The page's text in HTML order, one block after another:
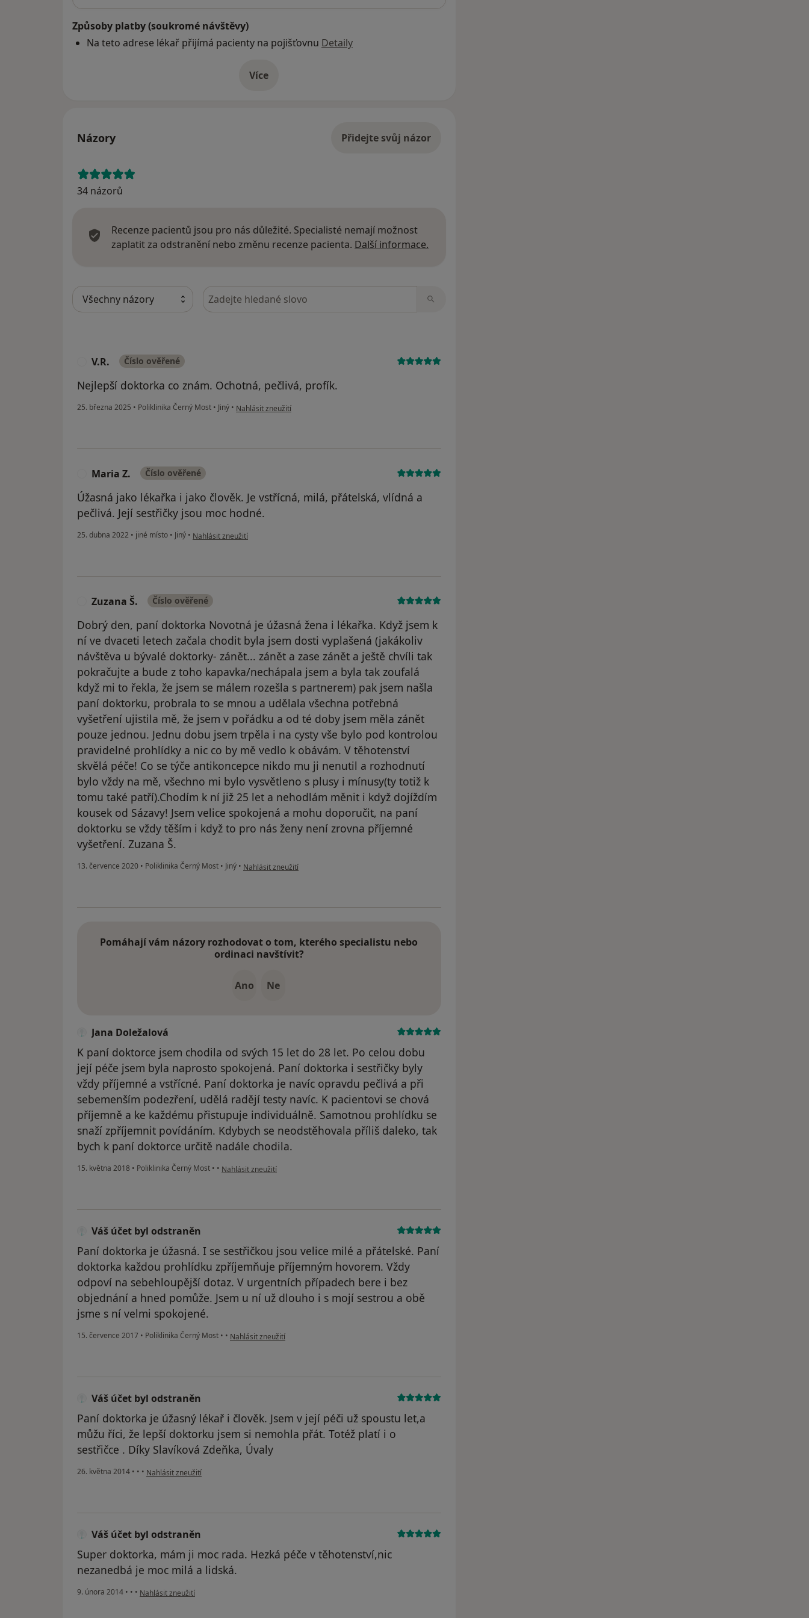
Způsoby platby (soukromé návštěvy)
Na teto adrese lékař přijímá pacienty na pojišťovnu Detaily
Víceo adrese
Názory Přidejte svůj názor
34 názorů
Recenze pacientů jsou pro nás důležité. Specialisté nemají možnost
zaplatit za odstranění nebo změnu recenze pacienta. Další informace.
Hledejte v názorech
V.R. Číslo ověřené
Nejlepší doktorka co znám. Ochotná, pečlivá, profík.
25. března 2025 • Poliklinika Černý Most • Jiný • podle názoru uživatele V.R.
Nahlásit zneužití
Maria Z. Číslo ověřené
Úžasná jako lékařka i jako člověk. Je vstřícná, milá, přátelská, vlídná a
pečlivá. Její sestřičky jsou moc hodné.
25. dubna 2022 • jiné místo • Jiný • podle názoru uživatele Maria Z.
Nahlásit zneužití
Zuzana Š. Číslo ověřené
Dobrý den, paní doktorka Novotná je úžasná žena i lékařka. Když jsem k
ní ve dvaceti letech začala chodit byla jsem dosti vyplašená (jakákoliv
návštěva u bývalé doktorky- zánět... zánět a zase zánět a ještě chvíli tak
pokračujte a bude z toho kapavka/nechápala jsem a byla tak zoufalá
když mi to řekla, že jsem se málem rozešla s partnerem) pak jsem našla
paní doktorku, probrala to se mnou a udělala všechna potřebná
vyšetření ujistila mě, že jsem v pořádku a od té doby jsem měla zánět
pouze jednou. Jednu dobu jsem trpěla i na cysty vše bylo pod kontrolou
pravidelné prohlídky a nic co by mě vedlo k obávám. V těhotenství
skvělá péče! Co se týče antikoncepce nikdo mu ji nenutil a rozhodnutí
bylo vždy na mě, všechno mi bylo vysvětleno s plusy i mínusy(ty totiž k
tomu také patří).Chodím k ní již 25 let a nehodlám měnit i když dojíždím
kousek od Sázavy! Jsem velice spokojená a mohu doporučit, na paní
doktorku se vždy těším i když to pro nás ženy není zrovna příjemné
vyšetření. Zuzana Š.
13. července 2020 • Poliklinika Černý Most • Jiný • podle názoru uživatele Zuzana Š.
Nahlásit zneužití
Pomáhají vám názory rozhodovat o tom, kterého specialistu nebo
ordinaci navštívit?
Ano Ne
Jana Doležalová
K paní doktorce jsem chodila od svých 15 let do 28 let. Po celou dobu
její péče jsem byla naprosto spokojená. Paní doktorka i sestřičky byly
vždy příjemné a vstřícné. Paní doktorka je navíc opravdu pečlivá a při
sebemenším podezření, udělá radějí testy navíc. K pacientovi se chová
příjemně a ke každému přistupuje individuálně. Samotnou prohlídku se
snaží zpříjemnit povídáním. Kdybych se neodstěhovala příliš daleko, tak
bych k paní doktorce určitě nadále chodila.
15. května 2018 • Poliklinika Černý Most • • podle názoru uživatele Jana Doležalová
Nahlásit zneužití
Váš účet byl odstraněn
Paní doktorka je úžasná. I se sestřičkou jsou velice milé a přátelské. Paní
doktorka každou prohlídku zpříjemňuje příjemným hovorem. Vždy
odpoví na sebehloupější dotaz. V urgentních případech bere i bez
objednání a hned pomůže. Jsem u ní už dlouho i s mojí sestrou a obě
jsme s ní velmi spokojené.
15. července 2017 • Poliklinika Černý Most • • podle názoru uživatele Váš účet byl odstraněn
Nahlásit zneužití
Váš účet byl odstraněn
Paní doktorka je úžasný lékař i člověk. Jsem v její péči už spoustu let,a
můžu říci, že lepší doktorku jsem si nemohla přát. Totéž platí i o
sestřičce . Díky Slavíková Zdeňka, Úvaly
26. května 2014 • • • podle názoru uživatele Váš účet byl odstraněn
Nahlásit zneužití
Váš účet byl odstraněn
Super doktorka, mám ji moc rada. Hezká péče v těhotenství,nic
nezanedbá je moc milá a lidská.
9. února 2014 • • • podle názoru uživatele Váš účet byl odstraněn
Nahlásit zneužití